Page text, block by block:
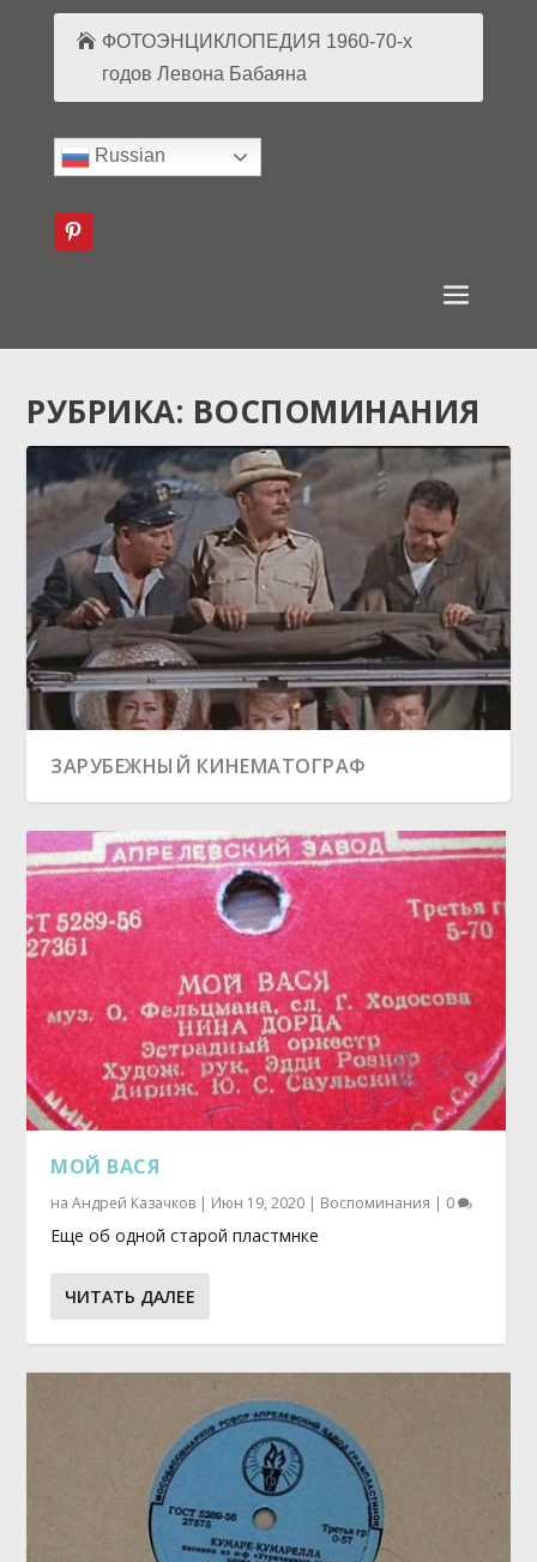
ФОТОЭНЦИКЛОПЕДИЯ 1960-70-х
годов Левона Бабаяна
Russian
РУБРИКА: ВОСПОМИНАНИЯ
ЗАРУБЕЖНЫЙ КИНЕМАТОГРАФ
МОЙ ВАСЯ
наАндрей Казачков | Июн 19, 2020 | Воспоминания | 0
Еще об одной старой пластмнке
ЧИТАТЬ ДАЛЕЕ